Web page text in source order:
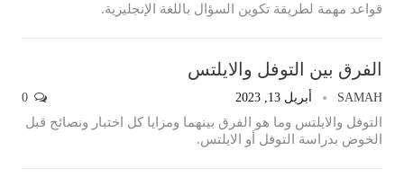
قواعد مهمة لطريقة تكوين السؤال باللغة الإنجليزية.
الفرق بين التوفل والايلتس
SAMAH أبريل 13, 2023
التوفل والايلتس وما هو الفرق بينهما ومزايا كل اختبار ونصائح قبل
الخوض بدراسة التوفل أو الايلتس.